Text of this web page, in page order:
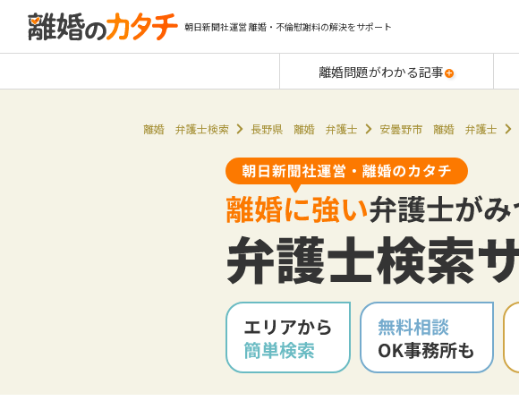
朝日新聞社運営 離婚・不倫慰謝料の解決をサポート
離婚問題がわかる記事
離婚 弁護士検索 長野県 離婚 弁護士 安曇野市 離婚 弁護士